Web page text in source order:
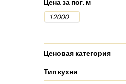
Цена за пог. м
Ценовая категория
Тип кухни